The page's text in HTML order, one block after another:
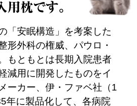
「安眠構造」を考案した
形外科の権威、パウロ・
もともとは長期入院患者
減用に開発したものをイ
ーカー、伊・ファベ社（1
年に製品化して、各病院